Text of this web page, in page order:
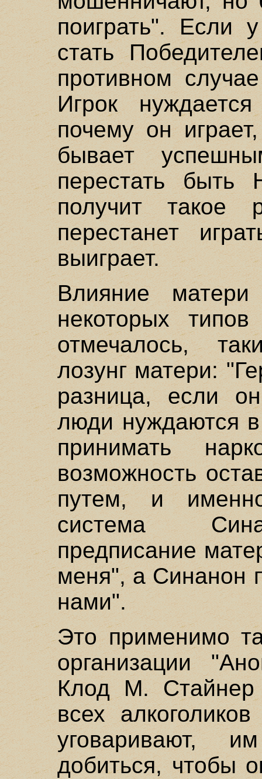
поиграть". Если
стать
противном
Игрок
почему он
бывает
перестать быть
получит такое
перестанет
выиграет.
Влияние
некоторых
отмечалось,
лозунг матери:
разница, если
люди нуждаются
принимать
возможность
путем, и
система
предписание
меня", а Синанон
нами".
Это применимо
организации
Клод М. Стайнер
всех
уговаривают,
добиться, чтобы